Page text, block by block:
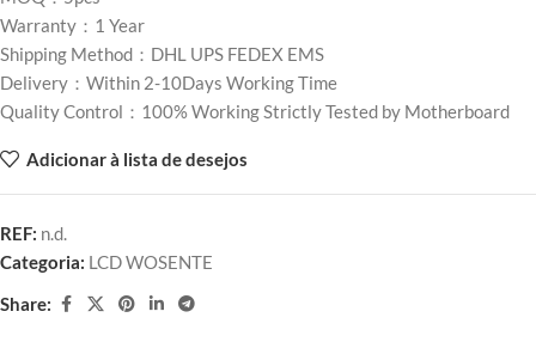
Warranty：1 Year
Shipping Method：DHL UPS FEDEX EMS
Delivery：Within 2-10Days Working Time
Quality Control：100% Working Strictly Tested by Motherboard
Adicionar à lista de desejos
REF: n.d.
Categoria: LCD WOSENTE
Share: